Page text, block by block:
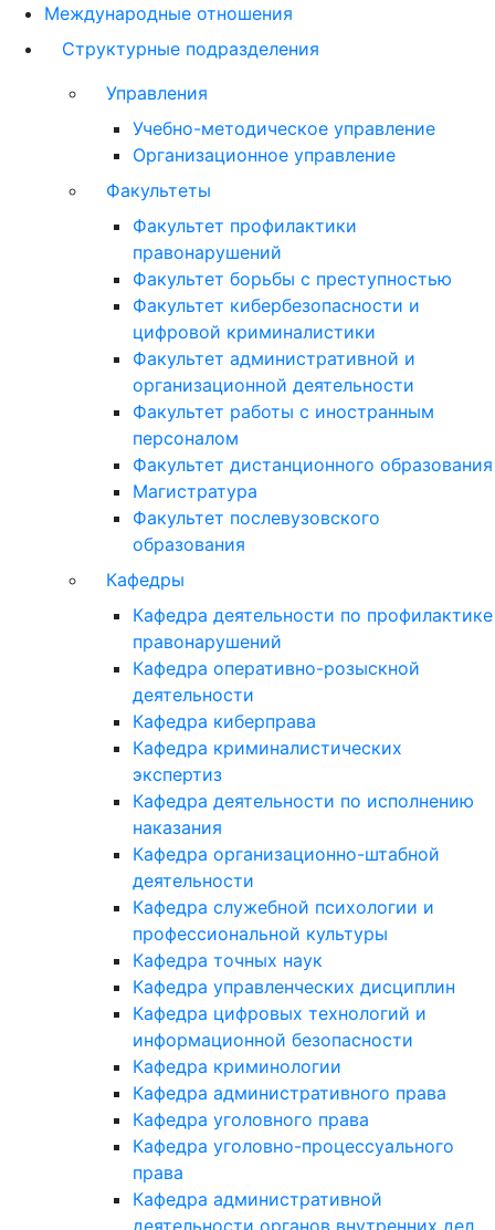
Международные отношения
Структурные подразделения
Управления
Учебно-методическое управление
Организационное управление
Факультеты
Факультет профилактики
правонарушений
Факультет борьбы с преступностью
Факультет кибербезопасности и
цифровой криминалистики
Факультет административной и
организационной деятельности
Факультет работы с иностранным
персоналом
Факультет дистанционного образования
Магистратура
Факультет послевузовского
образования
Кафедры
Кафедра деятельности по профилактике
правонарушений
Кафедра оперативно-розыскной
деятельности
Кафедра киберправа
Кафедра криминалистических
экспертиз
Кафедра деятельности по исполнению
наказания
Кафедра организационно-штабной
деятельности
Кафедра служебной психологии и
профессиональной культуры
Кафедра точных наук
Кафедра управленческих дисциплин
Кафедра цифровых технологий и
информационной безопасности
Кафедра криминологии
Кафедра административного права
Кафедра уголовного права
Кафедра уголовно-процессуального
права
Кафедра административной
деятельности органов внутренних дел